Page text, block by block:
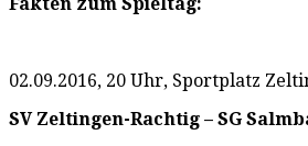
02.09.2016, 20 Uhr, Sportplatz
SV Zeltingen-Rachtig – SG